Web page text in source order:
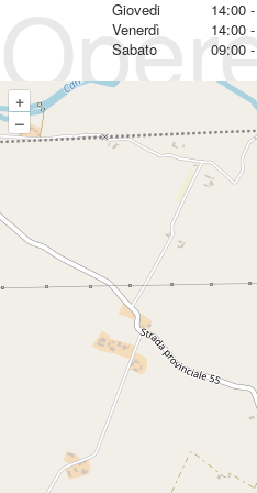
Giovedi
14:00
Venerdì
14:00
Sabato
09:00
+
–